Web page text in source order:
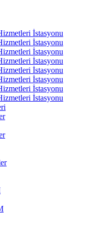
İstasyonu
İstasyonu
İstasyonu
İstasyonu
İstasyonu
İstasyonu
İstasyonu
İstasyonu